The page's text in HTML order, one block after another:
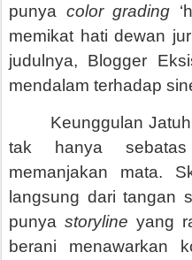
punya color grading
memikat hati dewan
judulnya, Blogger
mendalam terhadap
Keunggulan Jatuh
tak hanya
memanjakan mata.
langsung dari tangan
punya storyline yang
berani menawarkan